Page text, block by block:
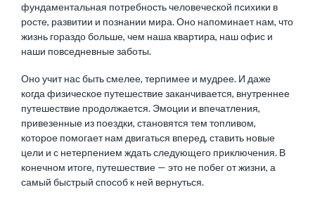
фундаментальная потребность человеческой психики в
росте, развитии и познании мира. Оно напоминает нам, что
жизнь гораздо больше, чем наша квартира, наш офис и
наши повседневные заботы.
Оно учит нас быть смелее, терпимее и мудрее. И даже
когда физическое путешествие заканчивается, внутреннее
путешествие продолжается. Эмоции и впечатления,
привезенные из поездки, становятся тем топливом,
которое помогает нам двигаться вперед, ставить новые
цели и с нетерпением ждать следующего приключения. В
конечном итоге, путешествие — это не побег от жизни, а
самый быстрый способ к ней вернуться.